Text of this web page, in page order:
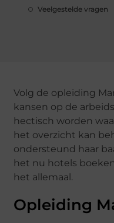
Veelgestelde vragen
Volg de opleiding
kansen op de
hectisch worden
het overzicht kan
ondersteund haar
het nu hotels
het allemaal.
Opleiding